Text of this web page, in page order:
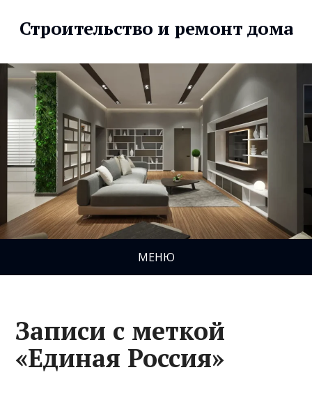
Строительство и ремонт дома
МЕНЮ
Записи с меткой
«Единая Россия»